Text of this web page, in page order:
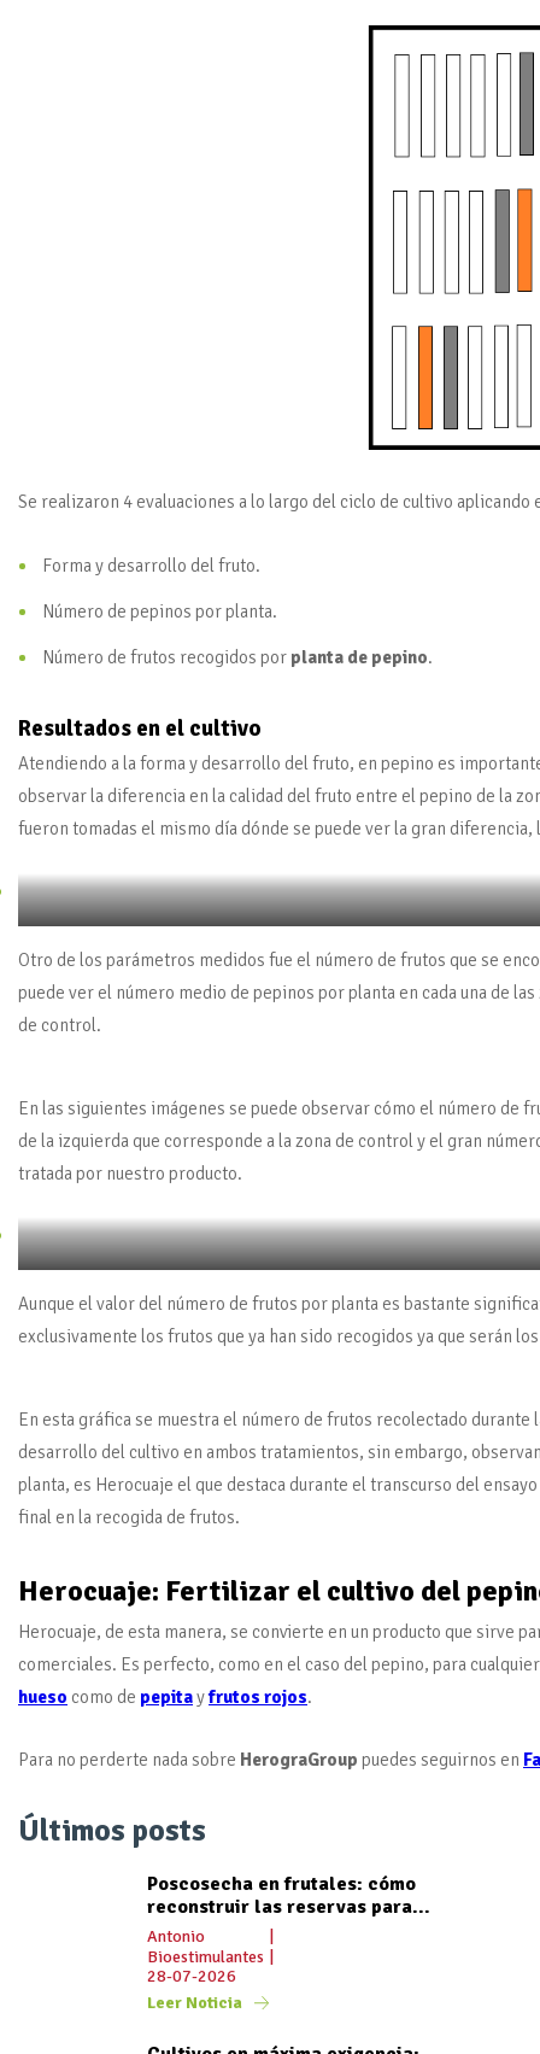
Se realizaron 4 evaluaciones a lo largo del ciclo de cultivo
Forma y desarrollo del fruto.
Número de pepinos por planta.
Número de frutos recogidos por planta de pepino.
Resultados en el cultivo
Atendiendo a la forma y desarrollo del fruto, en pepino es
observar la diferencia en la calidad del fruto entre el pepino de la
fueron tomadas el mismo día dónde se puede ver la gran
Planta en zona de control
Otro de los parámetros medidos fue el número de frutos que se
puede ver el número medio de pepinos por planta en cada una de
de control.
En las siguientes imágenes se puede observar cómo el número de
de la izquierda que corresponde a la zona de control y el gran
tratada por nuestro producto.
Aunque el valor del número de frutos por planta es bastante
exclusivamente los frutos que ya han sido recogidos ya que serán
En esta gráfica se muestra el número de frutos recolectado
desarrollo del cultivo en ambos tratamientos, sin embargo,
planta, es Herocuaje el que destaca durante el transcurso del
final en la recogida de frutos.
Herocuaje: Fertilizar el cultivo del
Herocuaje, de esta manera, se convierte en un producto que sirve
comerciales. Es perfecto, como en el caso del pepino, para
hueso como de pepitayfrutos rojos.
Para no perderte nada sobre HerograGroup puedes seguirnos en
Últimos posts
Poscosecha en frutales: cómo
reconstruir las reservas para...
Antonio
Bioestimulantes
28-07-2026
Leer Noticia